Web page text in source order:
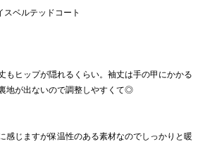
ベルテッドコート
もヒップが隠れるくらい。袖丈は手の甲にかかる
地が出ないので調整しやすくて◎
感じますが保温性のある素材なのでしっかりと暖